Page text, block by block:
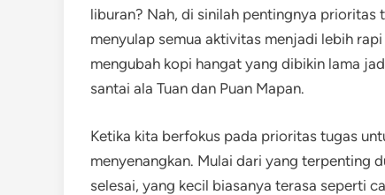
liburan? Nah, di sinilah pentingnya prioritas
menyulap semua aktivitas menjadi lebih
mengubah kopi hangat yang dibikin lama
santai ala Tuan dan Puan Mapan.
Ketika kita berfokus pada prioritas tugas
menyenangkan. Mulai dari yang terpenting
selesai, yang kecil biasanya terasa seperti